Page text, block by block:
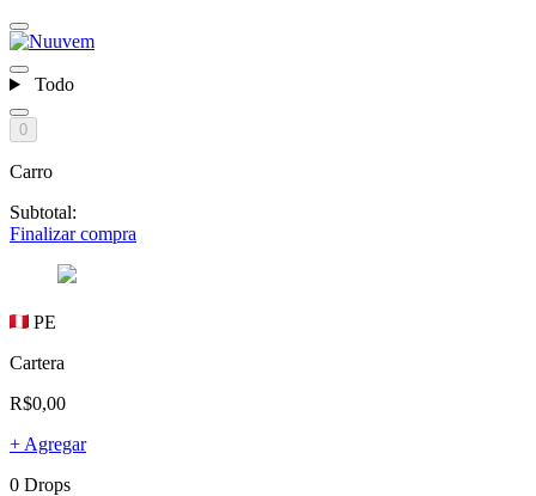
Todo
0
Carro
Subtotal:
Finalizar compra
PE
Cartera
R$0,00
+ Agregar
0 Drops